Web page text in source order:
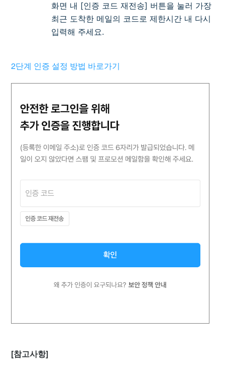
화면 내 [인증 코드 재전송] 버튼을 눌러 가장
최근 도착한 메일의 코드로 제한시간 내 다시
입력해 주세요.
2단계 인증 설정 방법 바로가기
[참고사항]